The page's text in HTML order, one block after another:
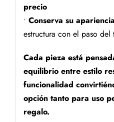
precio
• Conserva su apariencia
estructura con el paso del
Cada pieza está
equilibrio entre estilo
funcionalidad
opción tanto para uso
regalo.